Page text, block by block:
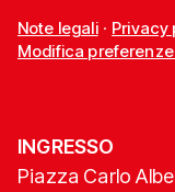
Note legali· Privacy
Modifica
INGRESSO
Piazza Carlo